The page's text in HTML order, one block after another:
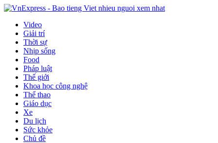
Video
Giải trí
Thời sự
Nhịp sống
Food
Pháp luật
Thế giới
Khoa học công nghệ
Thể thao
Giáo dục
Xe
Du lịch
Sức khỏe
Chủ đề